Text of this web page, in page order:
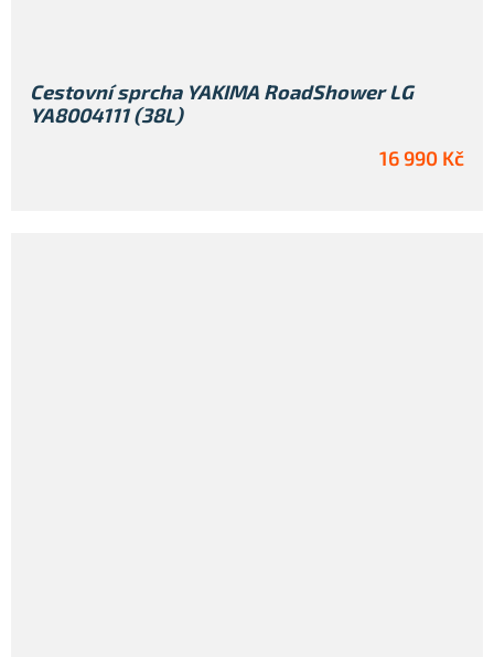
Cestovní sprcha YAKIMA RoadShower LG
YA8004111 (38L)
16 990 Kč